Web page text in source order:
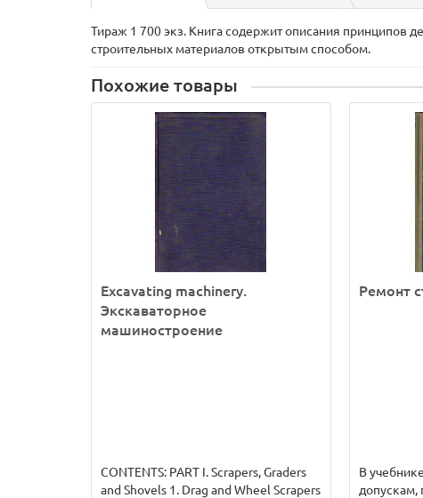
Тираж 1 700 экз. Книга содержит описания принципов
строительных материалов открытым способом.
Похожие товары
Excavating machinery.
Экскаваторное
машиностроение
CONTENTS: PART I. Scrapers, Graders
and Shovels 1. Drag and Wheel Scrapers
Ремонт
В
допускам,